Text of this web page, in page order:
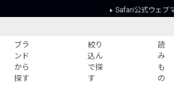
Safari公式ウェブ
ブラ
ンド
から
探す
絞り
込ん
で探
す
読
み
も
の